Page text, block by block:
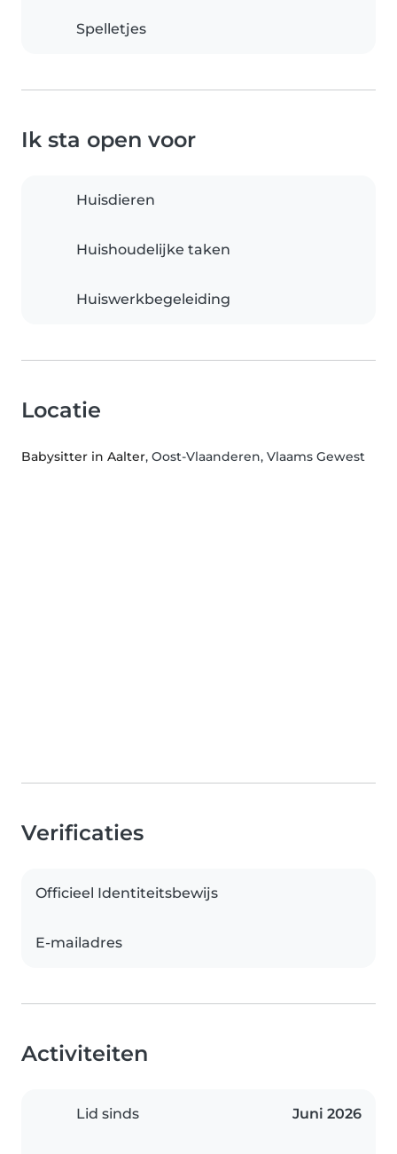
Spelletjes
Ik sta open voor
Huisdieren
Huishoudelijke taken
Huiswerkbegeleiding
Locatie
Babysitter in Aalter, Oost-Vlaanderen, Vlaams Gewest
Verificaties
Officieel Identiteitsbewijs
E-mailadres
Activiteiten
Lid sinds Juni 2026